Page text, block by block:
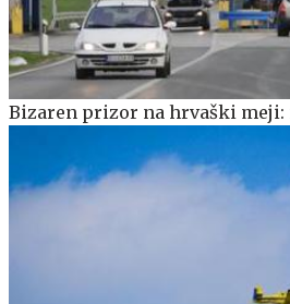
Bizaren prizor na hrvaški meji: